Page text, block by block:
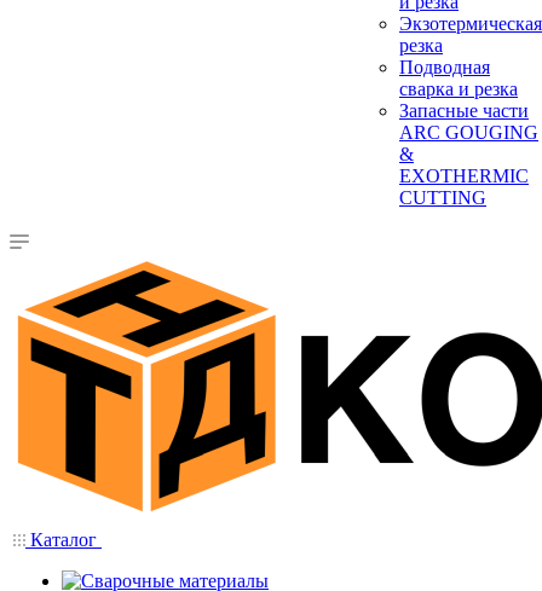
Экзотермическая
резка
Подводная
сварка и резка
Запасные части
ARC GOUGING
&
EXOTHERMIC
CUTTING
Каталог